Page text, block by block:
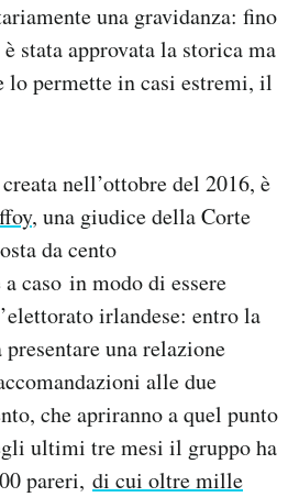
una gravidanza: fino
stata approvata la storica ma
lo permette in casi estremi, il
nell’ottobre del 2016, è
, una giudice della Corte
da cento
caso in modo di essere
irlandese: entro la
una relazione
alle due
che apriranno a quel punto
ultimi tre mesi il gruppo ha
pareri, di cui oltre mille